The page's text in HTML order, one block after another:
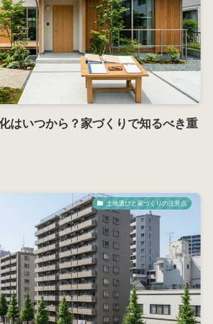
はいつから？家づくりで知るべき重
土地選びと家づくりの注意点